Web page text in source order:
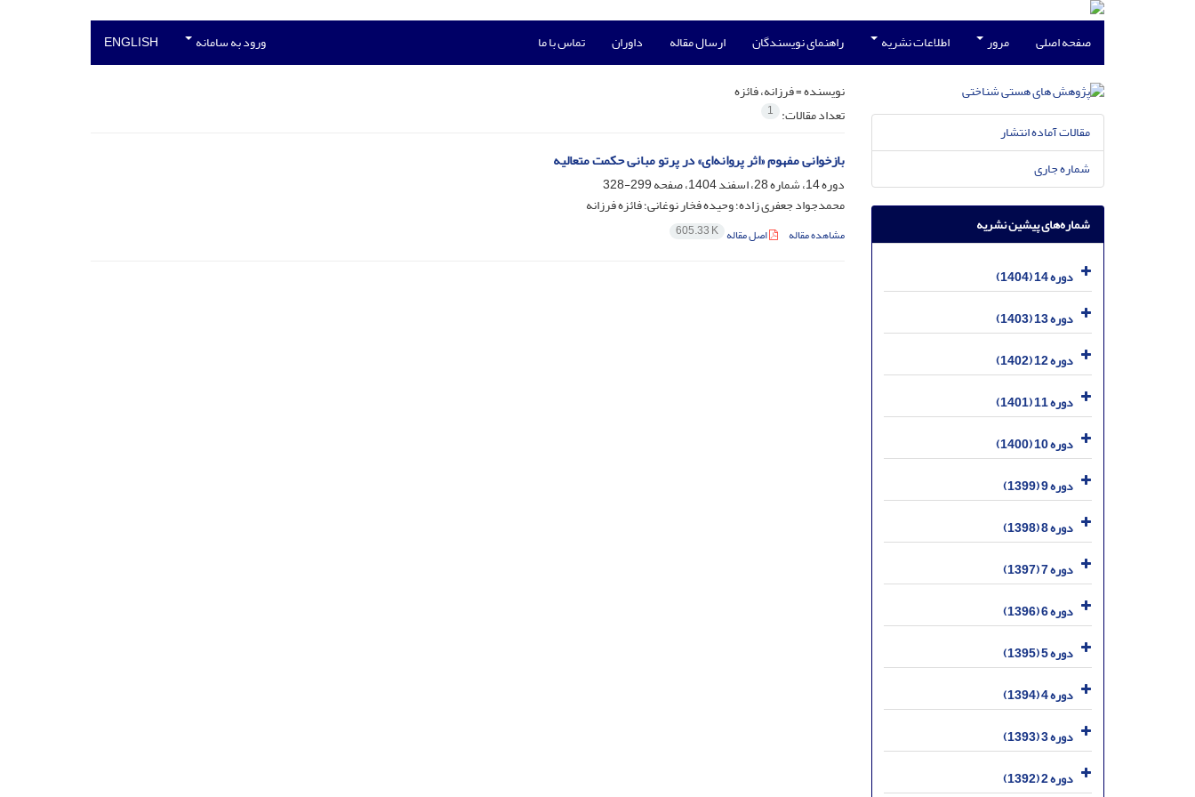
صفحه اصلی مرور اطلاعات نشریه راهنمای نویسندگان ارسال مقاله داوران تماس با ما ورود به سامانه ENGLISH
نویسنده =فرزانه، فائزه
تعداد مقالات: 1
بازخوانی مفهوم «اثر پروانه‌ای» در پرتو مبانی حکمت متعالیه
دوره 14، شماره 28، اسفند 1404، صفحه
299-328
محمدجواد جعفری زاده؛ وحیده فخار نوغانی؛ فائزه فرزانه
مشاهده مقاله اصل مقاله 605.33 K
مقالات آماده انتشار
شماره جاری
شماره‌های پیشین نشریه
دوره 14 (1404)
دوره 13 (1403)
دوره 12 (1402)
دوره 11 (1401)
دوره 10 (1400)
دوره 9 (1399)
دوره 8 (1398)
دوره 7 (1397)
دوره 6 (1396)
دوره 5 (1395)
دوره 4 (1394)
دوره 3 (1393)
دوره 2 (1392)